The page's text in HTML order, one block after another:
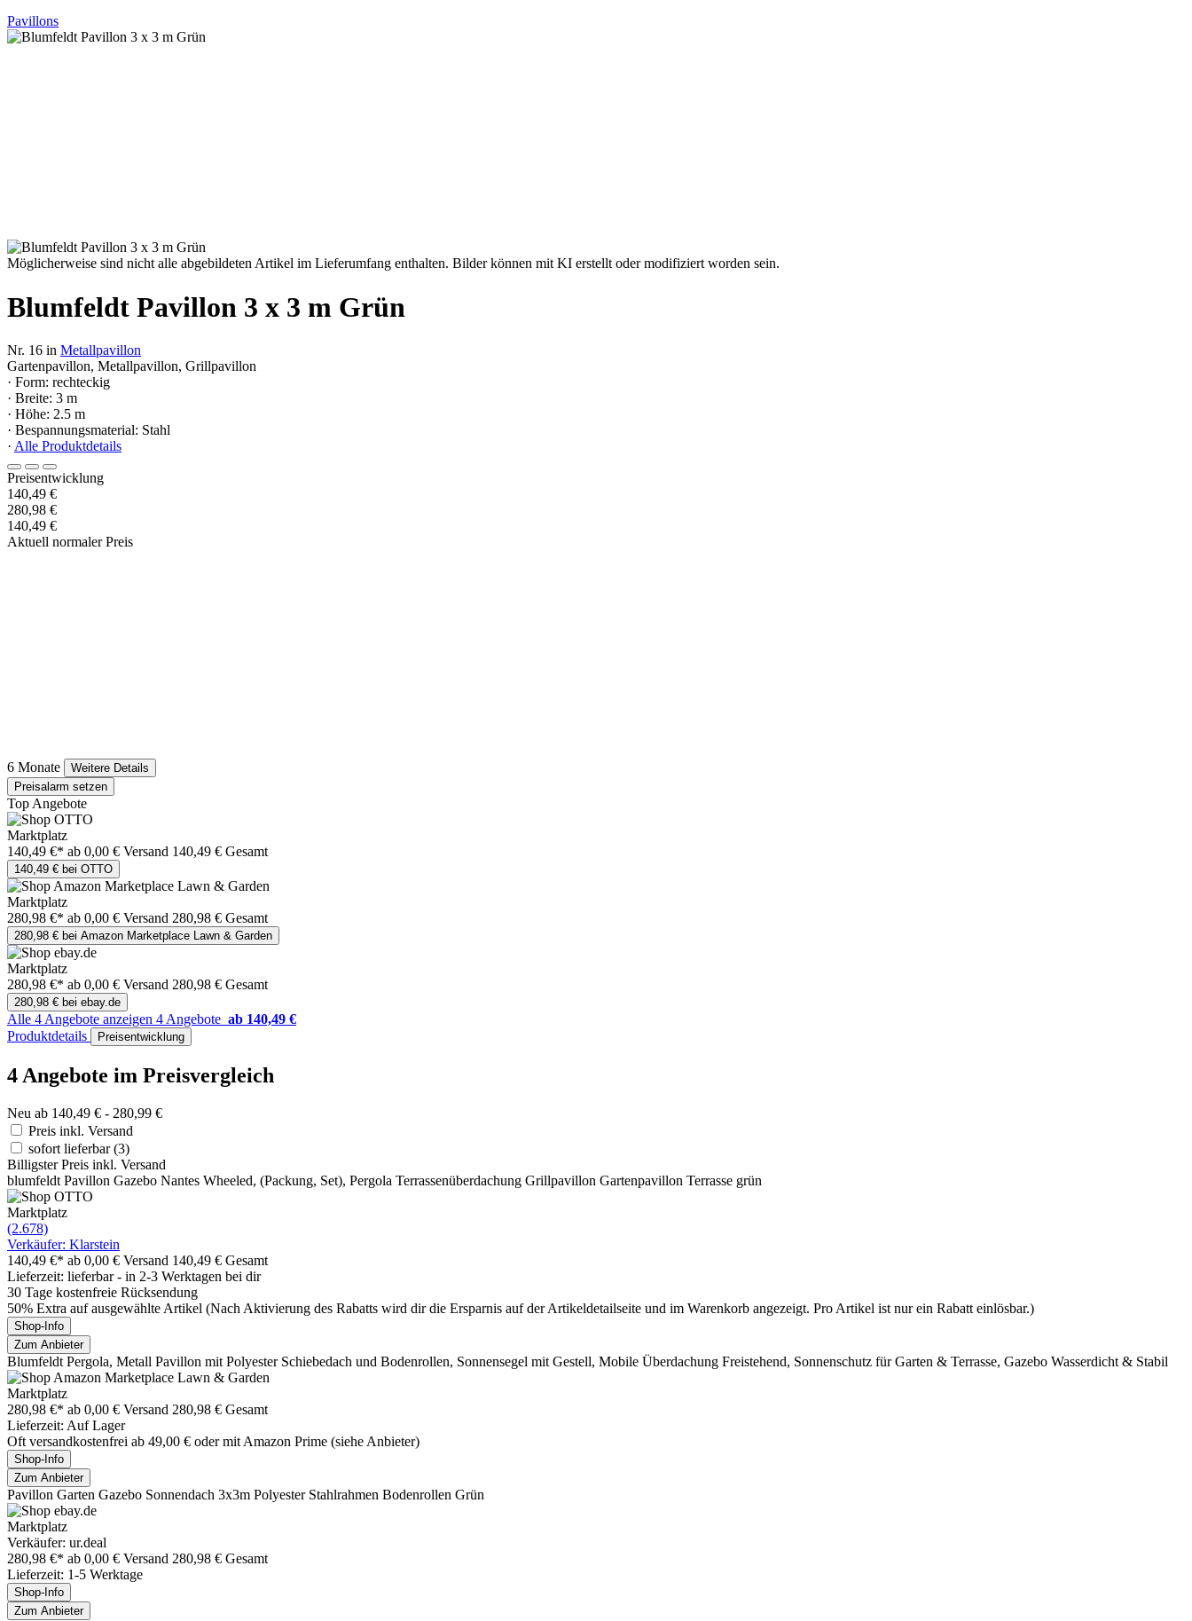
Pavillons
Möglicherweise sind nicht alle abgebildeten Artikel im Lieferumfang enthalten. Bilder können mit KI erstellt oder modifiziert worden sein.
Blumfeldt Pavillon 3 x 3 m Grün
Nr. 16 in Metallpavillon
Gartenpavillon, Metallpavillon, Grillpavillon
· Form: rechteckig
· Breite: 3 m
· Höhe: 2.5 m
· Bespannungsmaterial: Stahl
· Alle Produktdetails
Preisentwicklung
140,49 €
280,98 €
140,49 €
Aktuell normaler Preis
6 Monate
Weitere Details
Preisalarm setzen
Top Angebote
Marktplatz
140,49 €* ab 0,00 € Versand 140,49 € Gesamt
140,49 € bei OTTO
Marktplatz
280,98 €* ab 0,00 € Versand 280,98 € Gesamt
280,98 € bei Amazon Marketplace Lawn & Garden
Marktplatz
280,98 €* ab 0,00 € Versand 280,98 € Gesamt
280,98 € bei ebay.de
Alle 4 Angebote anzeigen 4 Angebote ab 140,49 €
Produktdetails
Preisentwicklung
4 Angebote im Preisvergleich
Neu ab 140,49 € - 280,99 €
Preis inkl. Versand
sofort lieferbar(3)
Billigster Preis inkl. Versand
blumfeldt Pavillon Gazebo Nantes Wheeled, (Packung, Set), Pergola Terrassenüberdachung Grillpavillon Gartenpavillon Terrasse grün
Marktplatz
(2.678)
Verkäufer: Klarstein
140,49 €* ab 0,00 € Versand 140,49 € Gesamt
Lieferzeit: lieferbar - in 2-3 Werktagen bei dir
30 Tage kostenfreie Rücksendung
50% Extra auf ausgewählte Artikel (Nach Aktivierung des Rabatts wird dir die Ersparnis auf der Artikeldetailseite und im Warenkorb angezeigt. Pro Artikel ist nur ein Rabatt einlösbar.)
Shop-Info
Zum Anbieter
Blumfeldt Pergola, Metall Pavillon mit Polyester Schiebedach und Bodenrollen, Sonnensegel mit Gestell, Mobile Überdachung Freistehend, Sonnenschutz für Garten & Terrasse, Gazebo Wasserdicht & Stabil
Marktplatz
280,98 €* ab 0,00 € Versand 280,98 € Gesamt
Lieferzeit: Auf Lager
Oft versandkostenfrei ab 49,00 € oder mit Amazon Prime (siehe Anbieter)
Shop-Info
Zum Anbieter
Pavillon Garten Gazebo Sonnendach 3x3m Polyester Stahlrahmen Bodenrollen Grün
Marktplatz
Verkäufer: ur.deal
280,98 €* ab 0,00 € Versand 280,98 € Gesamt
Lieferzeit: 1-5 Werktage
Shop-Info
Zum Anbieter